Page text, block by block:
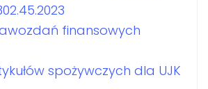
finansowych
spożywczych dla UJK